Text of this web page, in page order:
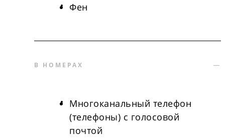
Фен
В НОМЕРАХ
Многоканальный телефон
(телефоны) с голосовой
почтой